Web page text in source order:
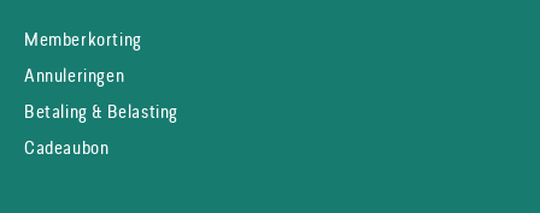
Memberkorting
Annuleringen
Betaling & Belasting
Cadeaubon